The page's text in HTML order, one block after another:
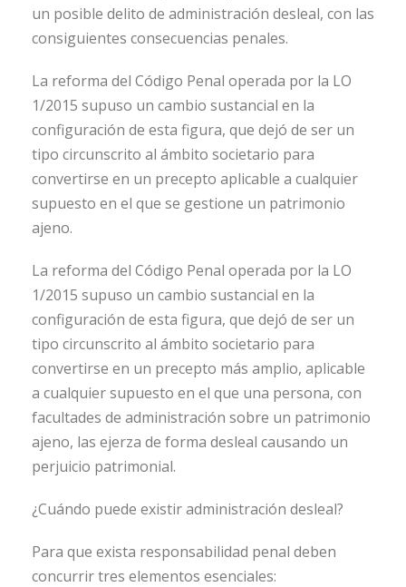
un posible delito de administración desleal, con las
consiguientes consecuencias penales.
La reforma del Código Penal operada por la LO
1/2015 supuso un cambio sustancial en la
configuración de esta figura, que dejó de ser un
tipo circunscrito al ámbito societario para
convertirse en un precepto aplicable a cualquier
supuesto en el que se gestione un patrimonio
ajeno.
La reforma del Código Penal operada por la LO
1/2015 supuso un cambio sustancial en la
configuración de esta figura, que dejó de ser un
tipo circunscrito al ámbito societario para
convertirse en un precepto más amplio, aplicable
a cualquier supuesto en el que una persona, con
facultades de administración sobre un patrimonio
ajeno, las ejerza de forma desleal causando un
perjuicio patrimonial.
¿Cuándo puede existir administración desleal?
Para que exista responsabilidad penal deben
concurrir tres elementos esenciales: